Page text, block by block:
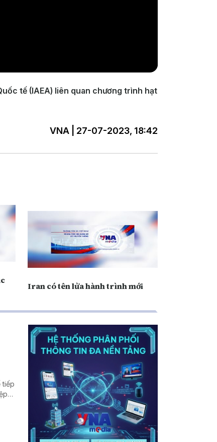
tế (IAEA) liên quan chương trình hạt
VNA | 27-07-2023, 18:42
Iran có tên lửa hành trình mới
tiếp